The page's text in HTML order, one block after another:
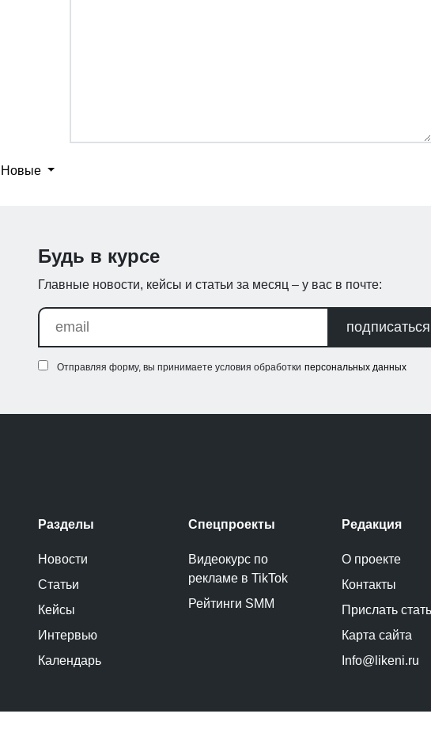
Новые
Будь в курсе
Главные новости, кейсы и статьи за месяц – у вас в почте:
подписаться
Отправляя форму, вы принимаете условия обработки персональных данных
Разделы
Новости
Статьи
Кейсы
Интервью
Календарь
Спецпроекты
Видеокурс по
рекламе в TikTok
Рейтинги SMM
Редакция
О проекте
Контакты
Прислать
Карта сайта
Info@likeni.ru